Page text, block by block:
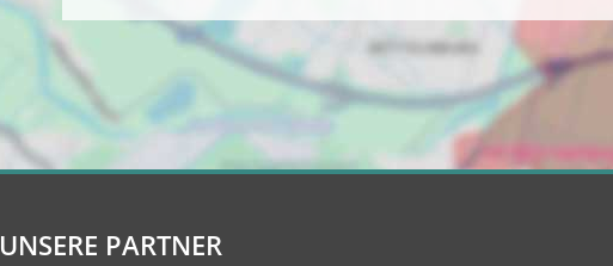
UNSERE PARTNER